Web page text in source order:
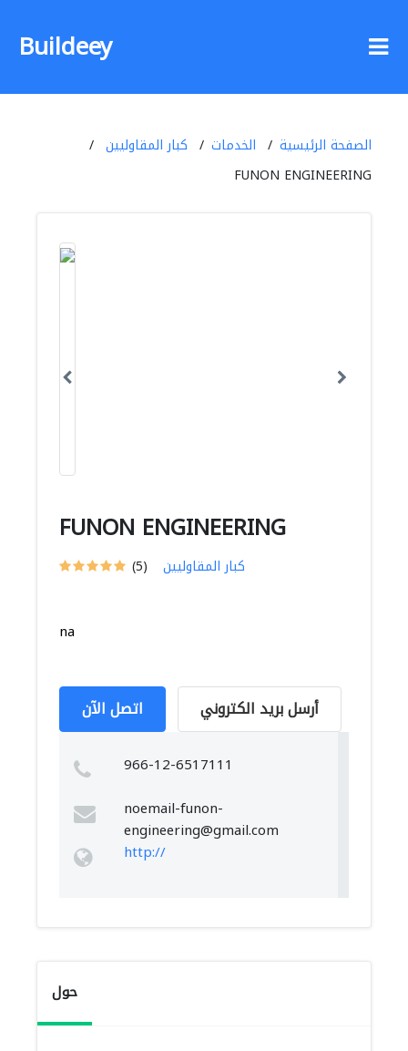
Buildeey
الصفحة الرئيسية الخدمات
كبار المقاوليين
FUNON ENGINEERING
FUNON ENGINEERING
(5) كبار المقاوليين
na
اتصل الآن أرسل بريد الكتروني
966-12-6517111
noemail-funon-
engineering@gmail.com
http://
حول